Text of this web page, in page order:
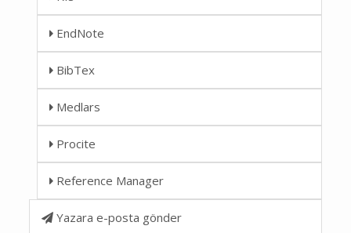
EndNote
BibTex
Medlars
Procite
Reference Manager
Yazara e-posta gönder